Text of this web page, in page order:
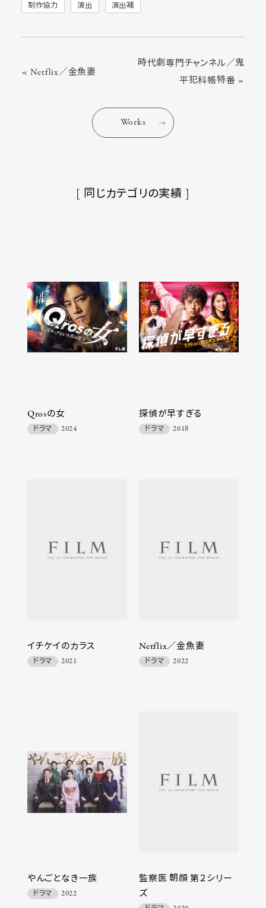
制作協力 演出 演出補
« Netflix／金魚妻
時代劇専門チャンネル／鬼
平犯科帳特番 »
Works
[ 同じカテゴリの実績 ]
Qrosの女
ドラマ 2024
探偵が早すぎる
ドラマ 2018
イチケイのカラス
ドラマ 2021
Netflix／金魚妻
ドラマ 2022
やんごとなき一族
ドラマ 2022
監察医 朝顔 第２シリー
ズ